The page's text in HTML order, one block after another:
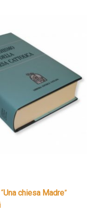
Una chiesa Madre”